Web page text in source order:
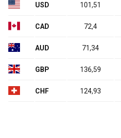
USD 101,51
CAD 72,4
AUD 71,34
GBP 136,59
CHF 124,93